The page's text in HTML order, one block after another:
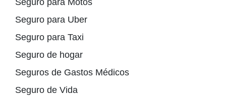
Seguro para Motos
Seguro para Uber
Seguro para Taxi
Seguro de hogar
Seguros de Gastos Médicos
Seguro de Vida